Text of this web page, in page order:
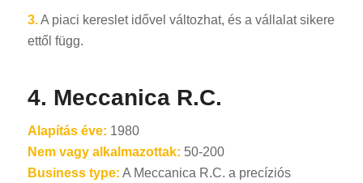
3.A piaci kereslet idővel változhat, és a vállalat sikere
ettől függ.
4. Meccanica R.C.
Alapítás éve: 1980
Nem vagy alkalmazottak: 50-200
Business type: A Meccanica R.C. a precíziós